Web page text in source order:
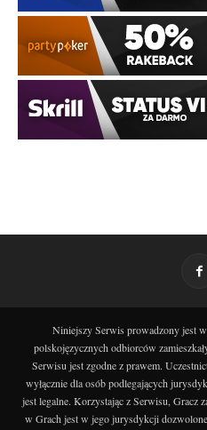
Niniejszy Serwis prowadzony jest
polskojęzycznych odbiorców
Serwisu jest zgodne z prawem.
wyłącznie dla osób podlegających
jest legalne. Korzystając z Serwisu, Gracz
w Grach jest w jego jurysdykcji